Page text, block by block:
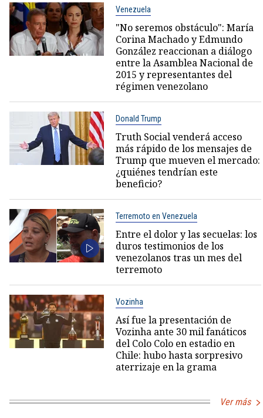
Venezuela
"No seremos obstáculo": María
Corina Machado y Edmundo
González reaccionan a diálogo
entre la Asamblea Nacional de
2015 y representantes del
régimen venezolano
Donald Trump
Truth Social venderá acceso
más rápido de los mensajes de
Trump que mueven el mercado:
¿quiénes tendrían este
beneficio?
Terremoto en Venezuela
Entre el dolor y las secuelas: los
duros testimonios de los
venezolanos tras un mes del
terremoto
Vozinha
Así fue la presentación de
Vozinha ante 30 mil fanáticos
del Colo Colo en estadio en
Chile: hubo hasta sorpresivo
aterrizaje en la grama
Ver más